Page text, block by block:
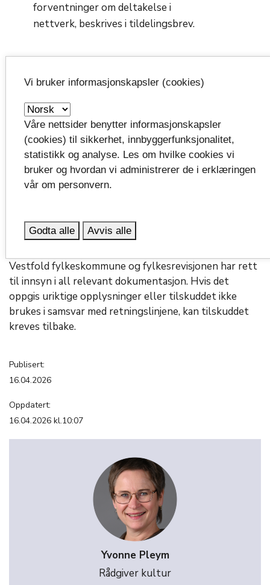
forventninger om deltakelse i
nettverk, beskrives i tildelingsbrev.
skal dere i aktuelle sammenhenger gi informasjon om
dette. Vestfold fylkeskommunes logo skal brukes på
alt trykt materiell, digitale flater og på arrangementer
der det er relevant. Logoer og annet grafisk materiell
ligger på fylkeskommunens nettside.
dokumentasjon
Vestfold fylkeskommune og fylkesrevisjonen har rett
til innsyn i all relevant dokumentasjon. Hvis det
oppgis uriktige opplysninger eller tilskuddet ikke
brukes i samsvar med retningslinjene, kan tilskuddet
kreves tilbake.
Publisert:
16.04.2026
Oppdatert:
16.04.2026 kl.10:07
Yvonne Pleym
Rådgiver kultur
Vi bruker informasjonskapsler (cookies)
Våre nettsider benytter informasjonskapsler
(cookies) til sikkerhet, innbyggerfunksjonalitet,
statistikk og analyse. Les om hvilke cookies vi
bruker og hvordan vi administrerer de i erklæringen
vår om personvern.
Godta alle Avvis alle